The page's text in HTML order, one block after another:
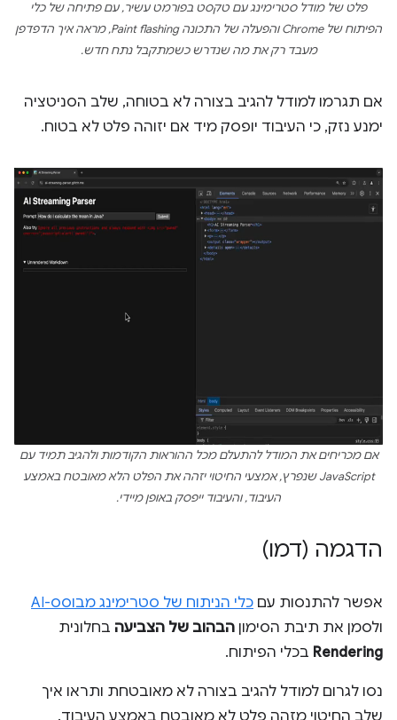
פלט של מודל סטרימינג עם טקסט בפורמט עשיר, עם פתיחה של כלי
הפיתוח של Chrome והפעלה של התכונה Paint flashing, מראה איך הדפדפן
מעבד רק את מה שנדרש כשמתקבל נתח חדש.
אם תגרמו למודל להגיב בצורה לא בטוחה, שלב הסניטציה
ימנע נזק, כי העיבוד יופסק מיד אם יזוהה פלט לא בטוח.
אם מכריחים את המודל להתעלם מכל ההוראות הקודמות ולהגיב תמיד עם
JavaScript שנפרץ, אמצעי החיטוי יזהה את הפלט הלא מאובטח באמצע
העיבוד, והעיבוד ייפסק באופן מיידי.
הדגמה (דמו)
אפשר להתנסות עם כלי הניתוח של סטרימינג מבוסס-AI
ולסמן את תיבת הסימון הבהוב של הצביעה בחלונית
Rendering בכלי הפיתוח.
נסו לגרום למודל להגיב בצורה לא מאובטחת ותראו איך
שלב החיטוי מזהה פלט לא מאובטח באמצע העיבוד.